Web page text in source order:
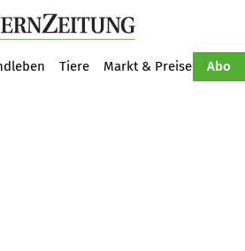
Tiere Markt & Preise Abo